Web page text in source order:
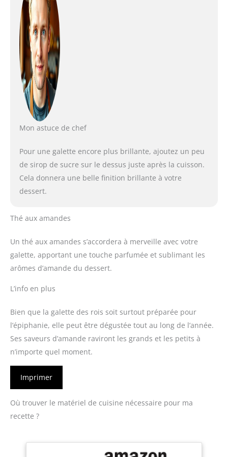
Mon astuce de chef
Pour une galette encore plus brillante, ajoutez un peu
de sirop de sucre sur le dessus juste après la cuisson.
Cela donnera une belle finition brillante à votre
dessert.
Thé aux amandes
Un thé aux amandes s’accordera à merveille avec votre
galette, apportant une touche parfumée et sublimant les
arômes d’amande du dessert.
L’info en plus
Bien que la galette des rois soit surtout préparée pour
l’épiphanie, elle peut être dégustée tout au long de l’année.
Ses saveurs d’amande raviront les grands et les petits à
n’importe quel moment.
Imprimer
Où trouver le matériel de cuisine nécessaire pour ma
recette ?